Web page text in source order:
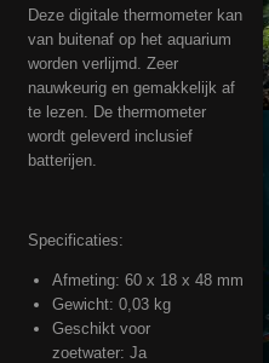
Deze digitale thermometer kan
van buitenaf op het aquarium
worden verlijmd. Zeer
nauwkeurig en gemakkelijk af
te lezen. De thermometer
wordt geleverd inclusief
batterijen.
Specificaties:
Afmeting: 60 x 18 x 48 mm
Gewicht: 0,03 kg
Geschikt voor
zoetwater: Ja